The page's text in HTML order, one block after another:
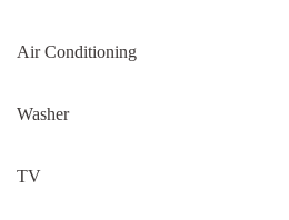
Air Conditioning
Washer
TV